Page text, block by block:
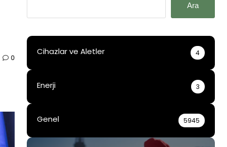
0
Ara
Cihazlar ve Aletler 4
Enerji 3
Genel 5945